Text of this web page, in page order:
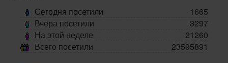
Сегодня посетили
1665
Вчера посетили
3297
На этой неделе
21260
Всего посетили
23595891